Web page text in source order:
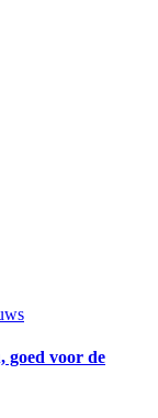
goed voor de